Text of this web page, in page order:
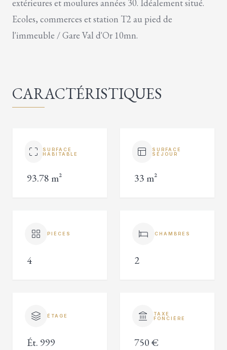
extérieures et moulures années 30. Idéalement situé.
Ecoles, commerces et station T2 au pied de
l'immeuble / Gare Val d'Or 10mn.
CARACTÉRISTIQUES
SURFACE
HABITABLE
93.78 m²
SURFACE
SÉJOUR
33 m²
PIÈCES
4
CHAMBRES
2
ÉTAGE
Ét. 999
TAXE
FONCIÈRE
750 €